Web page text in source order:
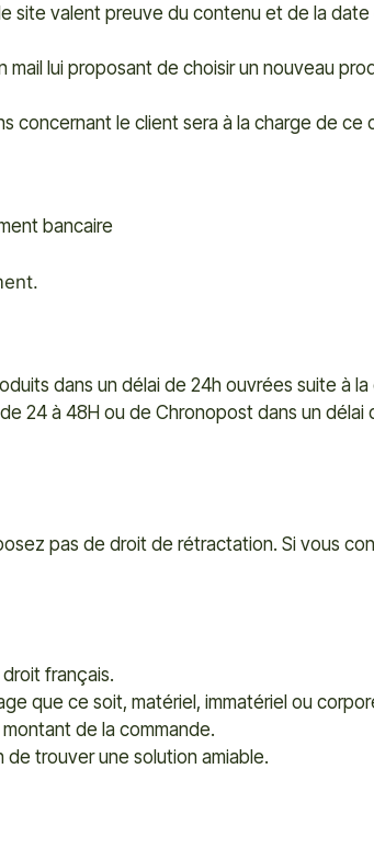
site valent preuve du contenu et de la date
lui proposant de choisir un nouveau
concernant le client sera à la charge de ce
bancaire
dans un délai de 24h ouvrées suite à
24 à 48H ou de Chronopost dans un délai
pas de droit de rétractation. Si vous
français.
que ce soit, matériel, immatériel ou
de la commande.
de trouver une solution amiable.